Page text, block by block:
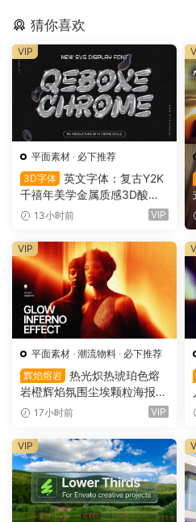
猜你喜欢
平面素材 · 必下推荐
3D字体 英文字体：复古Y2K
千禧年美学金属质感3D酸性
镀铬文字LOGO标题封面海报
e – 3D Style SVG Font（161
59）
13小时前 VIP
VIP
平面素材 · 潮流物料 · 必下推荐
辉焰熔岩 热光炽热琥珀色熔
岩橙辉焰氛围尘埃颗粒海报封
面设计PSD特效样机 Glow Inf
17小时前 VIP
VIP
VIP